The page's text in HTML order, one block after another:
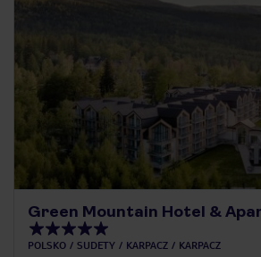
Green Mountain Hotel &
POLSKO SUDETY KARPACZ KARPACZ